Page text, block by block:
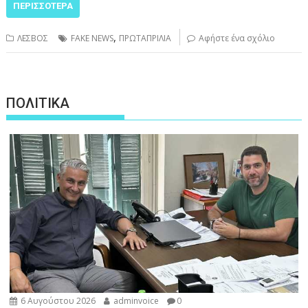
ΠΕΡΙΣΣΌΤΕΡΑ
ΛΕΣΒΟΣ FAKE NEWS, ΠΡΩΤΑΠΡΙΛΙΑ Αφήστε ένα σχόλιο
ΠΟΛΙΤΙΚΑ
6 Αυγούστου 2026 adminvoice 0